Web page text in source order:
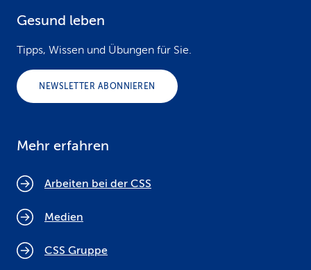
Gesund leben
Tipps, Wissen und Übungen für Sie.
NEWSLETTER ABONNIEREN
Mehr erfahren
Arbeiten bei der CSS
Medien
CSS Gruppe